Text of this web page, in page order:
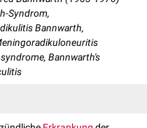
Syndrom,
Bannwarth,
Bannwarth's